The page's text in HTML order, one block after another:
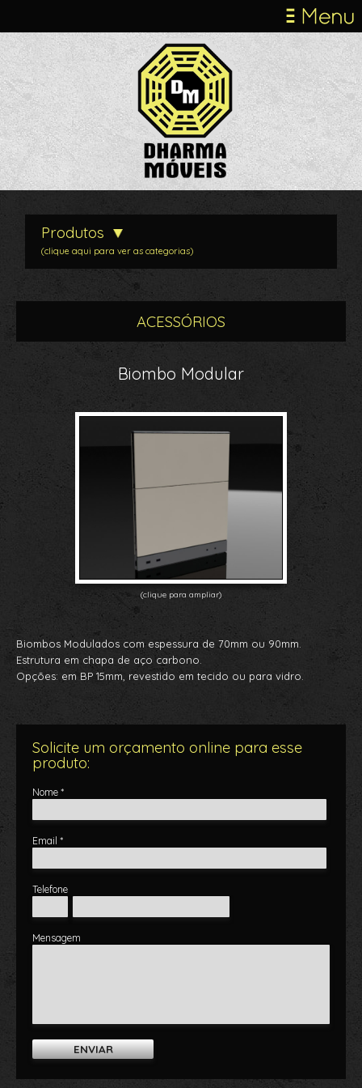
Produtos
(clique aqui para ver as categorias)
ACESSÓRIOS
Biombo Modular
(clique para ampliar)
Biombos Modulados com espessura de 70mm ou 90mm.
Estrutura em chapa de aço carbono.
Opções: em BP 15mm, revestido em tecido ou para vidro.
Solicite um orçamento online para esse
produto:
Nome *
Email *
Telefone
Mensagem
ENVIAR